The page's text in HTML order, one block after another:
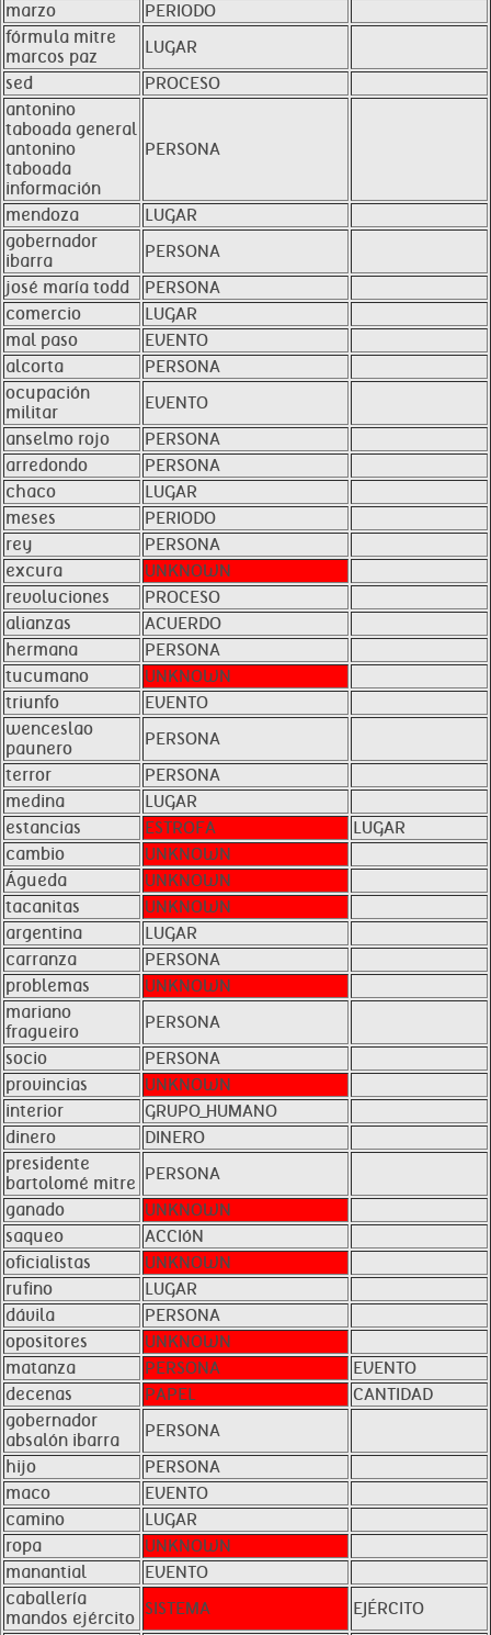
marzo
PERIODO
fórmula mitre
marcos paz
LUGAR
sed
PROCESO
antonino
taboada general
antonino
taboada
información
PERSONA
mendoza
LUGAR
gobernador
ibarra
PERSONA
josé maría todd
PERSONA
comercio
LUGAR
mal paso
EVENTO
alcorta
PERSONA
ocupación
militar
EVENTO
anselmo rojo
PERSONA
arredondo
PERSONA
chaco
LUGAR
meses
PERIODO
rey
PERSONA
excura
UNKNOWN
revoluciones
PROCESO
alianzas
ACUERDO
hermana
PERSONA
tucumano
UNKNOWN
triunfo
EVENTO
wenceslao
paunero
PERSONA
terror
PERSONA
medina
LUGAR
estancias
ESTROFA
LUGAR
cambio
UNKNOWN
Águeda
UNKNOWN
tacanitas
UNKNOWN
argentina
LUGAR
carranza
PERSONA
problemas
UNKNOWN
mariano
fragueiro
PERSONA
socio
PERSONA
provincias
UNKNOWN
interior
GRUPO_HUMANO
dinero
DINERO
presidente
bartolomé mitre PERSONA
ganado
UNKNOWN
saqueo
ACCIóN
oficialistas
UNKNOWN
rufino
LUGAR
dávila
PERSONA
opositores
UNKNOWN
matanza
PERSONA
EVENTO
decenas
PAPEL
CANTIDAD
gobernador
absalón ibarra
PERSONA
hijo
PERSONA
maco
EVENTO
camino
LUGAR
ropa
UNKNOWN
manantial
EVENTO
caballería
mandos ejército SISTEMA EJÉRCITO